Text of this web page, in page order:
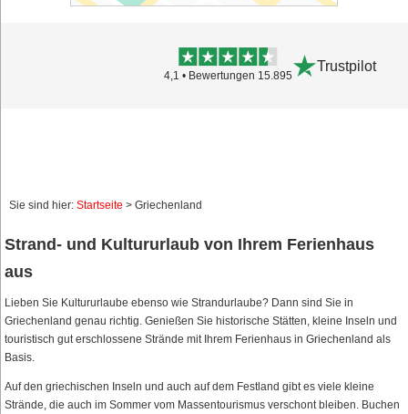
4,1 • Bewertungen 15.895
Trustpilot
Sie sind hier: Startseite > Griechenland
Strand- und Kultururlaub von Ihrem Ferienhaus
aus
Lieben Sie Kultururlaube ebenso wie Strandurlaube? Dann sind Sie in
Griechenland genau richtig. Genießen Sie historische Stätten, kleine Inseln und
touristisch gut erschlossene Strände mit Ihrem Ferienhaus in Griechenland als
Basis.
Auf den griechischen Inseln und auch auf dem Festland gibt es viele kleine
Strände, die auch im Sommer vom Massentourismus verschont bleiben. Buchen